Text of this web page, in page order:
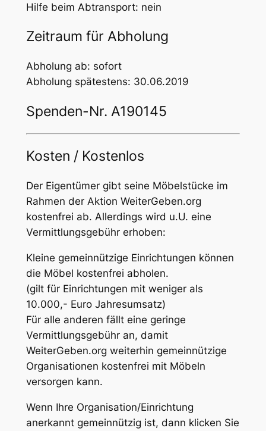
Hilfe beim Abtransport: nein
Zeitraum für Abholung
Abholung ab: sofort
Abholung spätestens: 30.06.2019
Spenden-Nr. A190145
Kosten / Kostenlos
Der Eigentümer gibt seine Möbelstücke im
Rahmen der Aktion WeiterGeben.org
kostenfrei ab. Allerdings wird u.U. eine
Vermittlungsgebühr erhoben:
Kleine gemeinnützige Einrichtungen können
die Möbel kostenfrei abholen.
(gilt für Einrichtungen mit weniger als
10.000,- Euro Jahresumsatz)
Für alle anderen fällt eine geringe
Vermittlungsgebühr an, damit
WeiterGeben.org weiterhin gemeinnützige
Organisationen kostenfrei mit Möbeln
versorgen kann.
Wenn Ihre Organisation/Einrichtung
anerkannt gemeinnützig ist, dann klicken Sie